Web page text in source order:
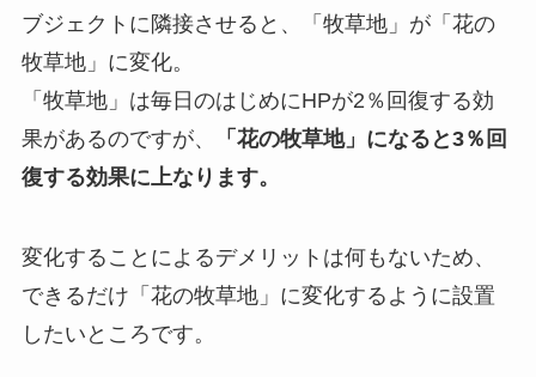
ブジェクトに隣接させると、「牧草地」が「花の
牧草地」に変化。
「牧草地」は毎日のはじめにHPが2％回復する効
果があるのですが、
「花の牧草地」になると3％回
復する効果に上なります。
変化することによるデメリットは何もないため、
できるだけ「花の牧草地」に変化するように設置
したいところです。